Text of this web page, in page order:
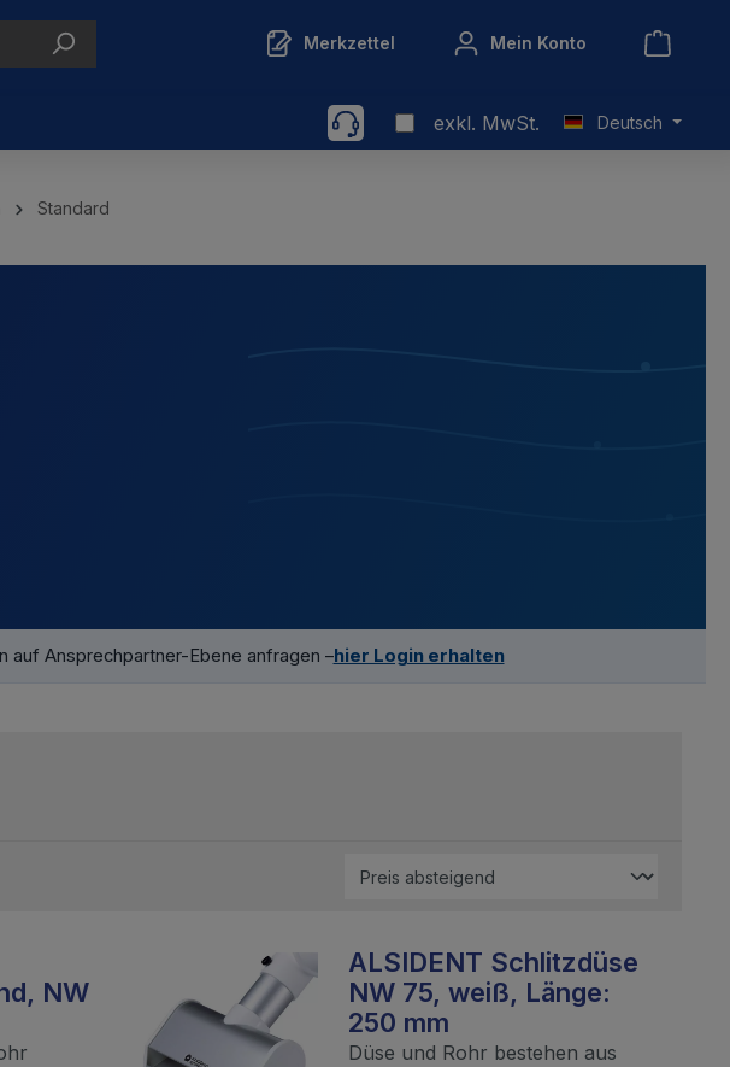
Merkzettel Mein Konto
exkl. MwSt. Deutsch
Standard
auf Ansprechpartner-Ebene anfragen –hier Login erhalten
NW
ALSIDENT Schlitzdüse
NW 75, weiß, Länge:
250 mm
Düse und Rohr bestehen aus